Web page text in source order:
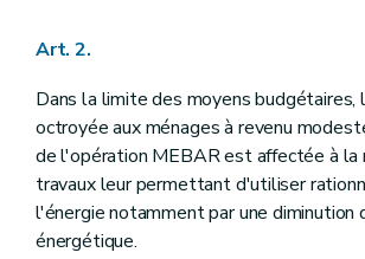
Art. 2.
Dans la limite des moyens budgétaires,
octroyée aux ménages à revenu
de l'opération MEBAR est affectée à la
travaux leur permettant d'utiliser
l'énergie notamment par une diminution
énergétique.